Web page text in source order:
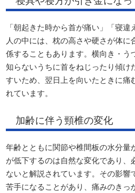
「朝起きた時から首が痛い」「寝違
人の中には、枕の高さや硬さが体に
係することもあります。横向き・う
知らないうちに首をねじったり傾け
すいため、翌日上を向いたときに痛
れています。
加齢に伴う頸椎の変化
年齢とともに関節や椎間板の水分量
が低下するのは自然な変化であり、
ないと解説されています。その影響
苦手になることがあり、痛みのきっ